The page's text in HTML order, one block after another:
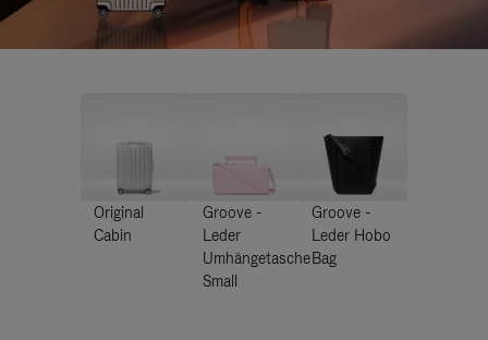
Original
Cabin
Groove -
Leder
Umhängetasche
Small
Groove -
Leder Hobo
Bag